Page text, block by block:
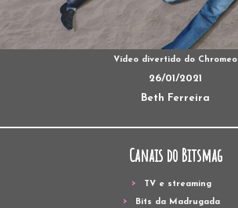
Vídeo divertido do Chromeo
26/01/2021
Beth Ferreira
Canais do Bitsmag
TV e streaming
Bits da Madrugada